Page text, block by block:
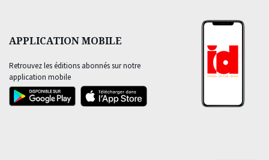
APPLICATION MOBILE
Retrouvez les éditions abonnés sur notre
application mobile